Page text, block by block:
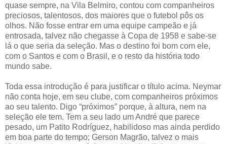
quase sempre, na Vila Belmiro, contou com companheiros
preciosos, talentosos, dos maiores que o futebol pôs os
olhos. Não fosse entrar em uma equipe campeão e já
entrosada, talvez não chegasse à Copa de 1958 e sabe-se
lá o que seria da seleção. Mas o destino foi bom com ele,
com o Santos e com o Brasil, e o resto da história todo
mundo sabe.
Toda essa introdução é para justificar o título acima. Neymar
não conta hoje, em seu clube, com companheiros próximos
ao seu talento. Digo “próximos” porque, à altura, nem na
seleção ele tem. Tem a seu lado um André que parece
pesado, um Patito Rodríguez, habilidoso mas ainda perdido
em boa parte do tempo; Gerson Magrão, talvez o mais